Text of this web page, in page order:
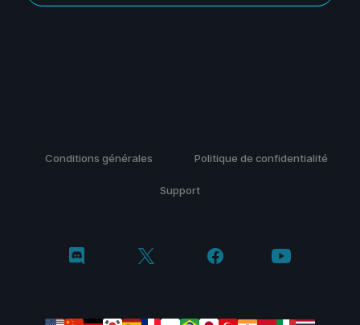
Conditions générales Politique de confidentialité
Support